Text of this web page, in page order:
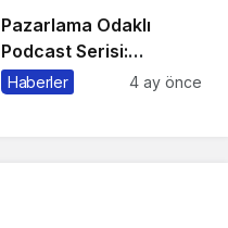
Pazarlama Odaklı
Podcast Serisi:
Pazarlama Sohbetleri
Haberler 4 ay önce